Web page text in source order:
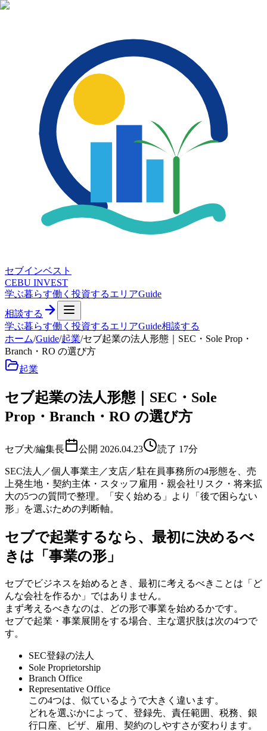
セブインベスト
CEBU INVEST
学ぶ暮らす働く 投資するエリアGuide
相談する
学ぶ暮らす働く 投資するエリアGuide相談する
ホーム/Guide/起業/セブ起業の法人形態｜SEC・Sole Prop・
Branch・RO の選び方
起業
セブ起業の法人形態｜SEC・Sole
Prop・Branch・RO の選び方
セブ犬/編集長 公開 2026.04.23 読了 17分
SEC法人／個人事業主／支店／駐在員事務所の4形態を、売
上発生地・契約主体・スタッフ雇用・親会社リスク・将来拡
大の5つの質問で整理。「安く始める」より「後で困らない
形」を選ぶための判断軸。
セブで起業するなら、最初に決めるべ
きは「事業の形」
セブでビジネスを始めるとき、最初に考えるべきことは「ど
んな会社を作るか」ではありません。
まず考えるべきなのは、どの形で事業を始めるかです。
セブで起業・事業展開をする場合、主な選択肢は次の4つで
す。
SEC登録の法人
Sole Proprietorship
Branch Office
Representative Office
この4つは、似ているようで大きく違います。
どれを選ぶかによって、登録先、責任範囲、税務、銀
行口座、ビザ、雇用、契約のしやすさが変わります。